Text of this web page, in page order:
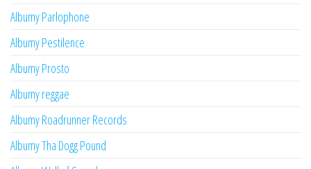
Albumy Parlophone
Albumy Pestilence
Albumy Prosto
Albumy reggae
Albumy Roadrunner Records
Albumy Tha Dogg Pound